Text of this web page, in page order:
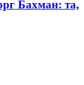
Бахман: та,